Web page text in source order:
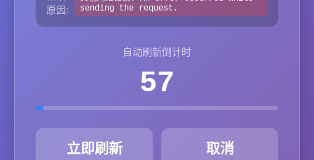
原因:
sending the request.
自动刷新倒计时
57
立即刷新 取消